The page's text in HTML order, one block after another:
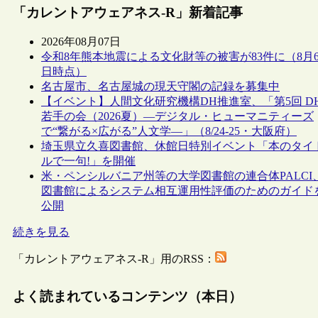
「カレントアウェアネス-R」新着記事
2026年08月07日
令和8年熊本地震による文化財等の被害が83件に（8月
日時点）
名古屋市、名古屋城の現天守閣の記録を募集中
【イベント】人間文化研究機構DH推進室、「第5回
若手の会（2026夏）―デジタル・ヒューマニティーズ
で“繋がる×広がる”人文学―」（8/24-25・大阪府）
埼玉県立久喜図書館、休館日特別イベント「本のタイ
ルで一句!」を開催
米・ペンシルバニア州等の大学図書館の連合体PALCI、
図書館によるシステム相互運用性評価のためのガイド
公開
続きを見る
「カレントアウェアネス-R」用のRSS：
よく読まれているコンテンツ（本日）